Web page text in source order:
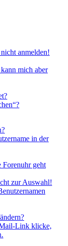
anmelden!
mich aber
in der
Forenuhr geht
zur Auswahl!
Link klicke,